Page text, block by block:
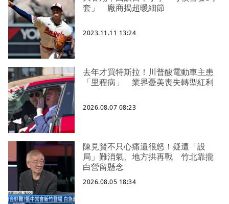
套」 廠商揭超暖細節
2023.11.11 13:24
去年才買特斯拉！川普酸電動車主患
「里程病」 業界憂美喪失轉型紅利
2026.08.07 08:23
陳見賢不只心痛還很怒！疑遭「設
局」難消氣、地方拱再戰 竹北靠攏
白營留懸念
2026.08.05 18:34